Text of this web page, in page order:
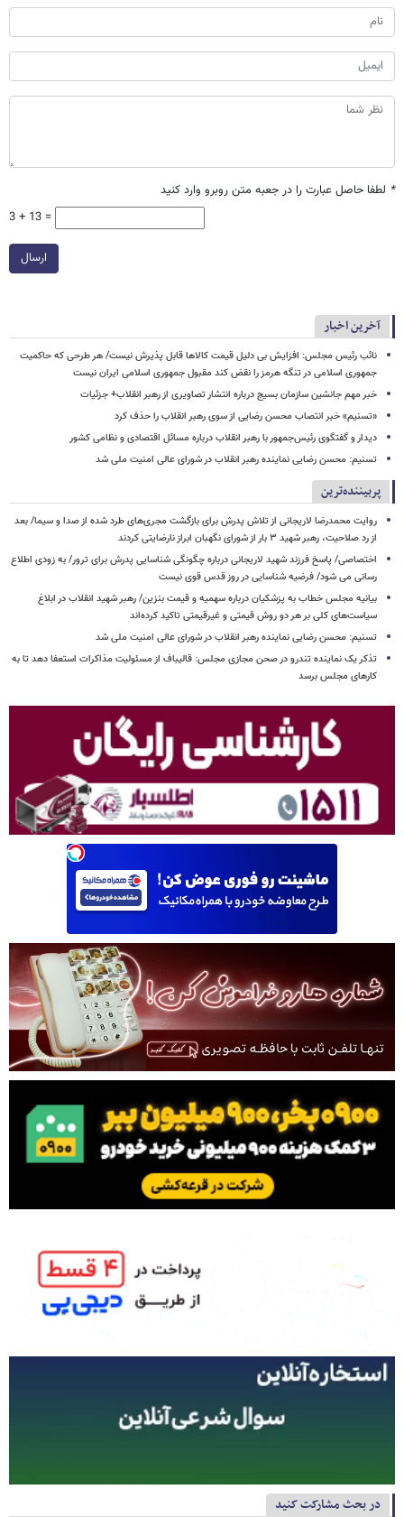
* لطفا حاصل عبارت را در جعبه متن روبرو وارد کنید
3 + 13 =
ارسال
آخرین اخبار
نائب رئیس مجلس: افزایش بی دلیل قیمت کالاها قابل پذیرش نیست/ هر طرحی که حاکمیت
جمهوری اسلامی در تنگه هرمز را نقض کند مقبول جمهوری اسلامی ایران نیست
خبر مهم جانشین سازمان بسیج درباره انتشار تصاویری از رهبر انقلاب+ جزئیات
«تسنیم» خبر انتصاب محسن رضایی از سوی رهبر انقلاب را حذف کرد
دیدار و گفتگوی رئیس‌جمهور با رهبر انقلاب درباره مسائل اقتصادی و نظامی کشور
تسنیم: محسن رضایی نماینده رهبر انقلاب در شورای عالی امنیت ملی شد
پربیننده‌ترین
روایت محمدرضا لاریجانی از تلاش پدرش برای بازگشت مجری‌های طرد شده از صدا و سیما/ بعد
از رد صلاحیت، رهبر شهید ۳ بار از شورای نگهبان ابراز نارضایتی کردند
اختصاصی/ پاسخ فرزند شهید لاریجانی درباره چگونگی شناسایی پدرش برای ترور/ به زودی اطلاع
رسانی می شود/ فرضیه شناسایی در روز قدس قوی نیست
بیانیه مجلس خطاب به پزشکیان درباره سهمیه و قیمت بنزین/ رهبر شهید انقلاب در ابلاغ
سیاست‌های کلی بر هر دو روش قیمتی و غیرقیمتی تاکید کرده‌اند
تسنیم: محسن رضایی نماینده رهبر انقلاب در شورای عالی امنیت ملی شد
تذکر یک نماینده تندرو در صحن مجازی مجلس: قالیباف از مسئولیت مذاکرات استعفا دهد تا به
کارهای مجلس برسد
در بحث مشارکت کنید